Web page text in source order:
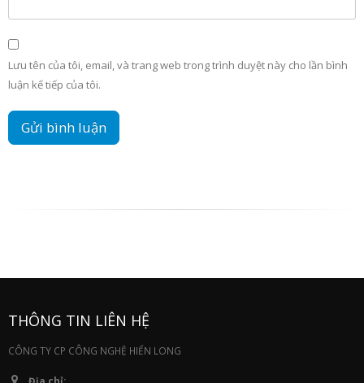
Lưu tên của tôi, email, và trang web trong trình duyệt này cho lần bình
luận kế tiếp của tôi.
THÔNG TIN LIÊN HỆ
CÔNG TY CP CÔNG NGHỆ HIỂN LONG